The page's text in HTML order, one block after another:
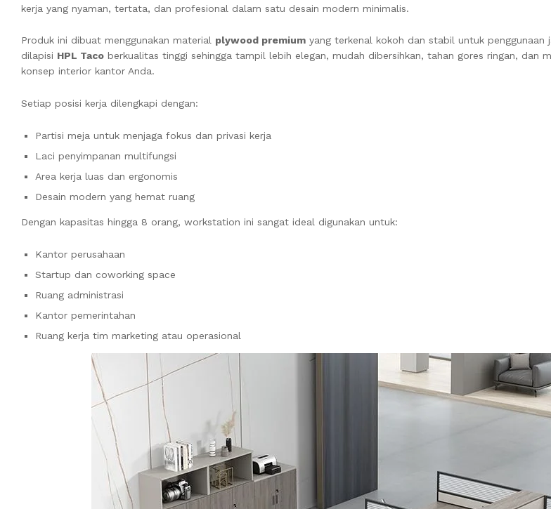
kerja yang nyaman, tertata, dan profesional dalam satu desain modern minimalis.
Produk ini dibuat menggunakan material plywood premium yang terkenal kokoh dan stabil untuk penggunaan
dilapisi HPL Taco berkualitas tinggi sehingga tampil lebih elegan, mudah dibersihkan, tahan gores ringan, dan
konsep interior kantor Anda.
Setiap posisi kerja dilengkapi dengan:
Partisi meja untuk menjaga fokus dan privasi kerja
Laci penyimpanan multifungsi
Area kerja luas dan ergonomis
Desain modern yang hemat ruang
Dengan kapasitas hingga 8 orang, workstation ini sangat ideal digunakan untuk:
Kantor perusahaan
Startup dan coworking space
Ruang administrasi
Kantor pemerintahan
Ruang kerja tim marketing atau operasional